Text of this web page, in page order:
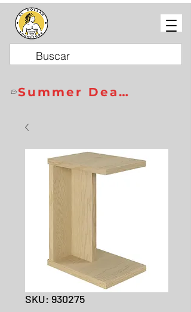
Summer Deals
SKU: 930275